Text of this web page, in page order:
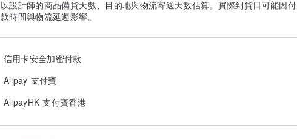
以設計師的商品備貨天數、目的地與物流寄送天數估算。實際到貨日可能因付
款時間與物流延遲影響。
信用卡安全加密付款
Alipay 支付寶
AlipayHK 支付寶香港